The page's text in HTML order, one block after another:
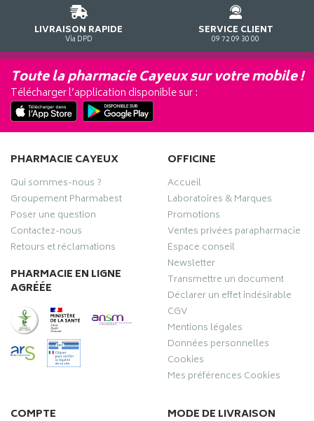
LIVRAISON RAPIDE
Via DPD
SERVICE CLIENT
09 72 09 30 00
Toute la pharmacie Cayeux sur votre mobile !
Télécharger l’application disponible sur :
PHARMACIE CAYEUX
Qui sommes-nous ?
Groupement Pharmabest
Poser une question
Contactez-nous
Retours et réclamations
PHARMACIE EN LIGNE
AGRÉÉE
OFFICINE
Accueil
Laboratoires & Marques
Promotions
Ventes privées parapharmacie
Espace conseil
Newsletter
Transmettre un document
Déclarer un effet indésirable
CGV
Mentions légales
Données personnelles
Cookies
Mes préférences Cookies
COMPTE MODE DE LIVRAISON